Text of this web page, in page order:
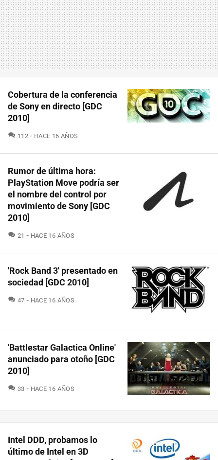
Cobertura de la conferencia
de Sony en directo [GDC
2010]
112COMENTARIOS
HACE 16 AÑOS
Rumor de última hora:
PlayStation Move podría ser
el nombre del control por
movimiento de Sony [GDC
2010]
21 COMENTARIOS
HACE 16 AÑOS
'Rock Band 3' presentado en
sociedad [GDC 2010]
47 COMENTARIOS
HACE 16 AÑOS
'Battlestar Galactica Online'
anunciado para otoño [GDC
2010]
33 COMENTARIOS
HACE 16 AÑOS
Intel DDD, probamos lo
último de Intel en 3D